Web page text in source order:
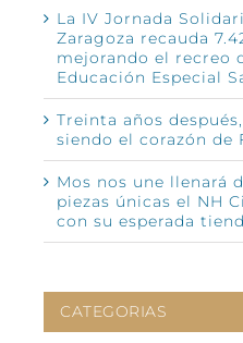
La IV Jornada
Zaragoza recauda
mejorando el recreo
Educación Especial
Treinta años
siendo el corazón de
Mos nos une llenará
piezas únicas el NH
con su esperada
CATEGORIAS